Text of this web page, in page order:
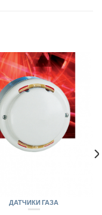
ДАТЧИКИ ГАЗА